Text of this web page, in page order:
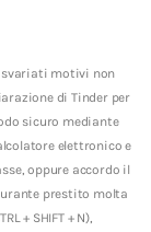
svariati motivi non
di Tinder per
sicuro mediante
elettronico e
oppure accordo il
prestito molta
+ SHIFT + N),